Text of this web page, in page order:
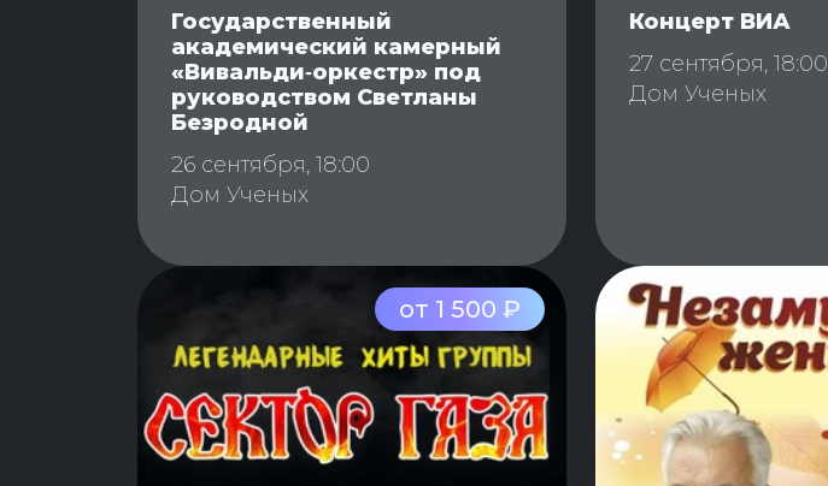
Государственный
академический камерный
«Вивальди‑оркестр» под
руководством Светланы
Безродной
26 сентября, 18:00
Дом Ученых
Концерт ВИА
27 сентября, 18:00
Дом Ученых
от 1 500 ₽